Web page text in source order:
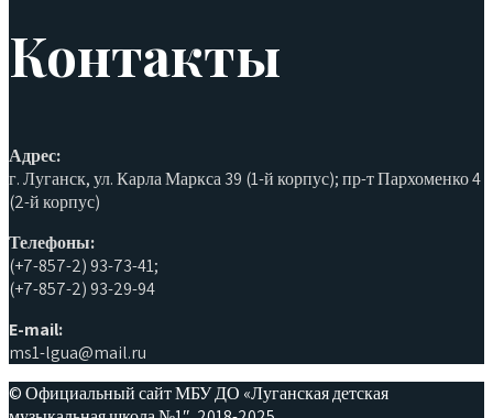
Контакты
Адрес:
г. Луганск, ул. Карла Маркса 39 (1-й корпус); пр-т Пархоменко 4
(2-й корпус)
Телефоны:
(+7-857-2) 93-73-41;
(+7-857-2) 93-29-94
E-mail:
ms1-lgua@mail.ru
© Официальный сайт МБУ ДО «Луганская детская